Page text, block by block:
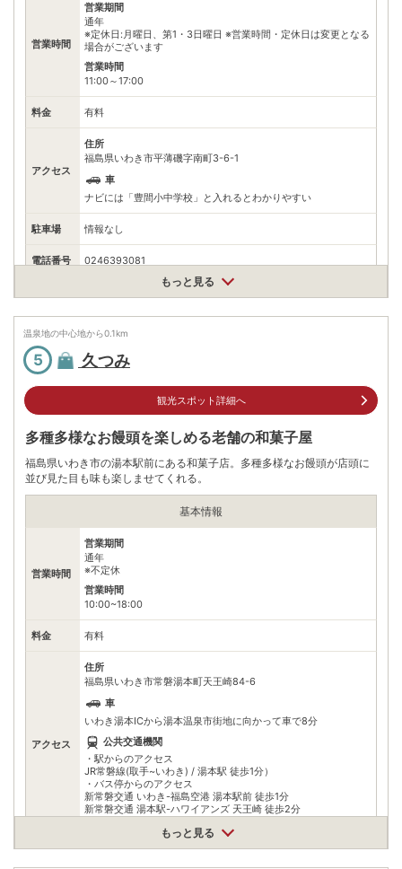
営業時間
営業期間
通年
※定休日:月曜日、第1・3日曜日 ※営業時間・定休日は変更となる
場合がございます
営業時間
11:00～17:00
料金 有料
アクセス
住所
福島県いわき市平薄磯字南町3-6-1
車
ナビには「豊間小中学校」と入れるとわかりやすい
駐車場 情報なし
電話番号 0246393081
自身でお問合せください。
もっと見る
温泉地の中心地から0.1km
5 久つみ
観光スポット詳細へ
多種多様なお饅頭を楽しめる老舗の和菓子屋
福島県いわき市の湯本駅前にある和菓子店。多種多様なお饅頭が店頭に
並び見た目も味も楽しませてくれる。
基本情報
営業時間
営業期間
通年
※不定休
営業時間
10:00~18:00
料金 有料
アクセス
住所
福島県いわき市常磐湯本町天王崎84-6
車
いわき湯本ICから湯本温泉市街地に向かって車で8分
公共交通機関
・駅からのアクセス
JR常磐線(取手~いわき) / 湯本駅 徒歩1分）
・バス停からのアクセス
新常磐交通 いわき-福島空港 湯本駅前 徒歩1分
新常磐交通 湯本駅-ハワイアンズ 天王崎 徒歩2分
情報なし
※湯本駅前の市営駐車場(30分無料)
もっと見る